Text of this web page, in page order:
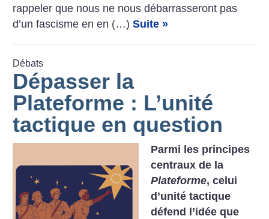
rappeler que nous ne nous débarrasseront pas
d’un fascisme en en (…)Suite »
Débats
Dépasser la
Plateforme : L’unité
tactique en question
Parmi les principes
centraux de la
Plateforme, celui
d’unité tactique
défend l’idée que